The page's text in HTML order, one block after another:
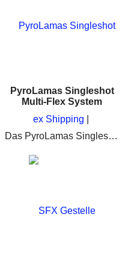
PyroLamas Singleshot
Multi-Flex System
ex Shipping
Das PyroLamas Singleshot System ist Flexibel, leicht zu Handhaben und Robust